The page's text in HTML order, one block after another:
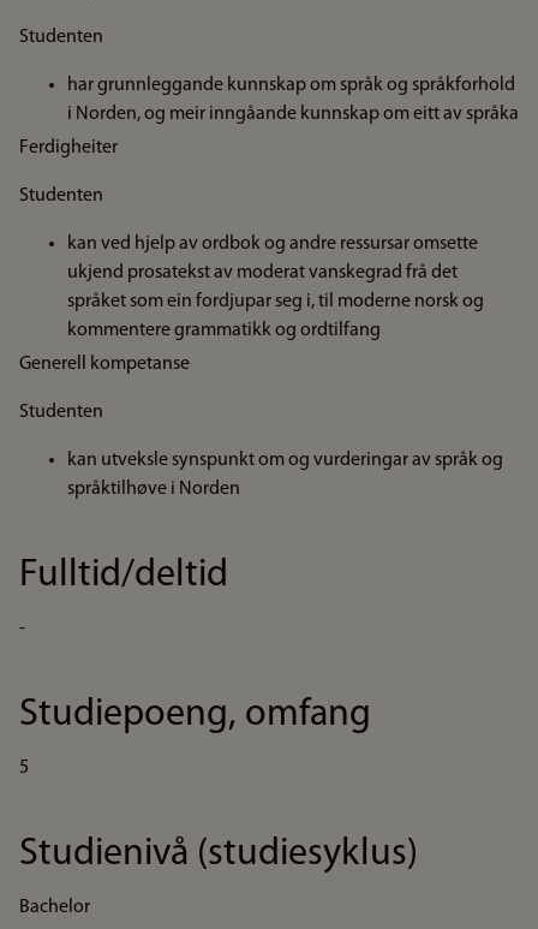
Studenten
har grunnleggande kunnskap om språk og språkforhold
i Norden, og meir inngåande kunnskap om eitt av språka
Ferdigheiter
Studenten
kan ved hjelp av ordbok og andre ressursar omsette
ukjend prosatekst av moderat vanskegrad frå det
språket som ein fordjupar seg i, til moderne norsk og
kommentere grammatikk og ordtilfang
Generell kompetanse
Studenten
kan utveksle synspunkt om og vurderingar av språk og
språktilhøve i Norden
Fulltid/deltid
-
Studiepoeng, omfang
5
Studienivå (studiesyklus)
Bachelor